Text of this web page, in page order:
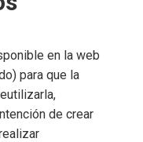
en la web
para que la
de crear